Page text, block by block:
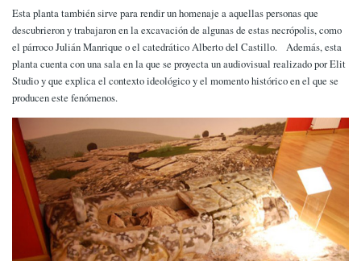
Esta planta también sirve para rendir un homenaje a aquellas personas que
descubrieron y trabajaron en la excavación de algunas de estas necrópolis, como
el párroco Julián Manrique o el catedrático Alberto del Castillo. Además, esta
planta cuenta con una sala en la que se proyecta un audiovisual realizado por Elit
Studio y que explica el contexto ideológico y el momento histórico en el que se
producen este fenómenos.